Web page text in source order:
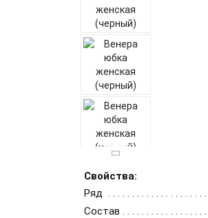
Свойства:
Ряд
Состав